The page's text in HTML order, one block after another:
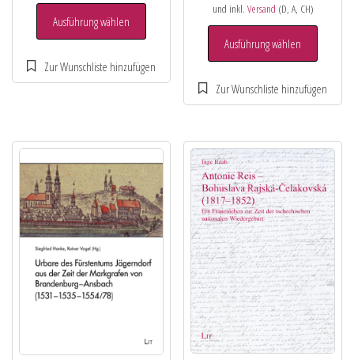
Ausführung wählen
und inkl. Versand (D, A, CH)
Ausführung wählen